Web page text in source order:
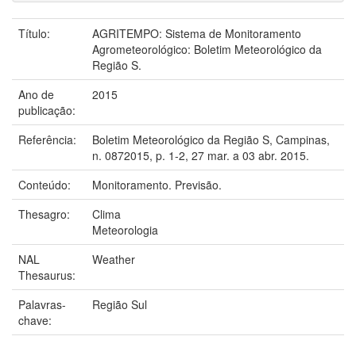
Título:
AGRITEMPO: Sistema de Monitoramento
Agrometeorológico: Boletim Meteorológico da
Região S.
Ano de
publicação:
2015
Referência:
Boletim Meteorológico da Região S, Campinas,
n. 0872015, p. 1-2, 27 mar. a 03 abr. 2015.
Conteúdo:
Monitoramento. Previsão.
Thesagro:
Clima
Meteorologia
NAL
Thesaurus:
Weather
Palavras-
chave:
Região Sul